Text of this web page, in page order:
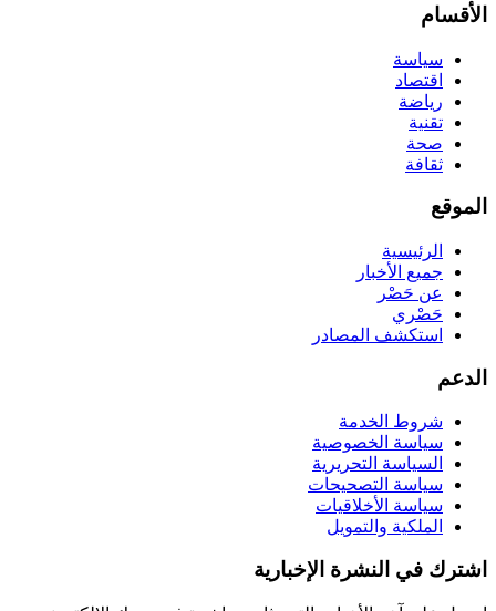
الأقسام
سياسة
اقتصاد
رياضة
تقنية
صحة
ثقافة
الموقع
الرئيسية
جميع الأخبار
عن حَصْر
حَصْري
استكشف المصادر
الدعم
شروط الخدمة
سياسة الخصوصية
السياسة التحريرية
سياسة التصحيحات
سياسة الأخلاقيات
الملكية والتمويل
اشترك في النشرة الإخبارية